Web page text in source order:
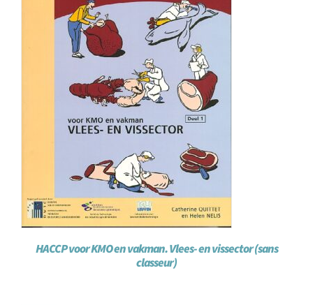
HACCP voor KMO en vakman. Vlees- en vissector (sans
classeur)